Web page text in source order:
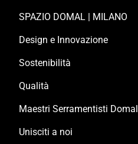
SPAZIO DOMAL | MILANO
Design e Innovazione
Sostenibilità
Qualità
Maestri Serramentisti Domal
Unisciti a noi